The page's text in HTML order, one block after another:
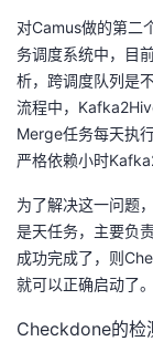
对Camus做的第二
务调度系统中，目
析，跨调度队列是
流程中，
Merge任务每天执
严格依赖小时
为了解决这一问题
是天任务，主要负
成功完成了，则
就可以正确启动了。
Checkdone的检